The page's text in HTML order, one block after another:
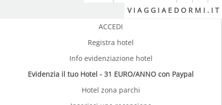
V I A G G I A E D O R M I . I T
ACCEDI
Registra hotel
Info evidenziazione hotel
Evidenzia il tuo Hotel - 31 EURO/ANNO con Paypal
Hotel zona parchi